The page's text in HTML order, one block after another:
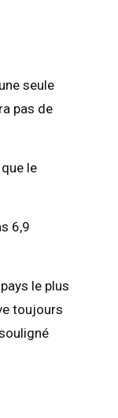
seule
pas de
le
6,9
le plus
toujours